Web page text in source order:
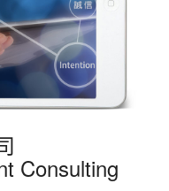
Consulting